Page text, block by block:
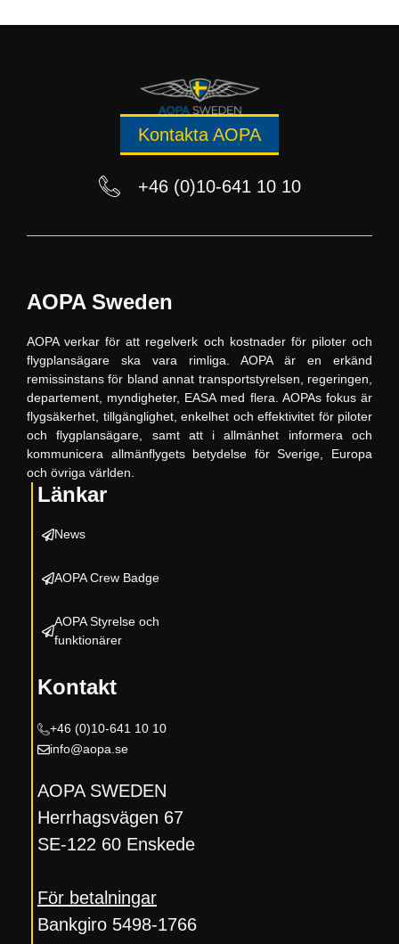
Kontakta AOPA
+46 (0)10-641 10 10
AOPA Sweden
AOPA verkar för att regelverk och kostnader för piloter och
flygplansägare ska vara rimliga. AOPA är en erkänd
remissinstans för bland annat transportstyrelsen, regeringen,
departement, myndigheter, EASA med flera. AOPAs fokus är
flygsäkerhet, tillgänglighet, enkelhet och effektivitet för piloter
och flygplansägare, samt att i allmänhet informera och
kommunicera allmänflygets betydelse för Sverige, Europa
och övriga världen.
Länkar
News
AOPA Crew Badge
AOPA Styrelse och
funktionärer
Kontakt
+46 (0)10-641 10 10
info@aopa.se
AOPA SWEDEN
Herrhagsvägen 67
SE-122 60 Enskede
För betalningar
Bankgiro 5498-1766